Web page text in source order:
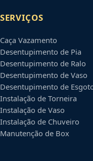
SERVIÇOS
Caça Vazamento
Desentupimento de Pia
Desentupimento de Ralo
Desentupimento de Vaso
Desentupimento de
Instalação de Torneira
Instalação de Vaso
Instalação de Chuveiro
Manutenção de Box